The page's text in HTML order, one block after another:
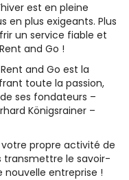
est en pleine
en plus exigeants. Plus
un service fiable et
and Go !
and Go est la
toute la passion,
ses fondateurs –
Königsrainer –
propre activité de
transmettre le savoir-
nouvelle entreprise !